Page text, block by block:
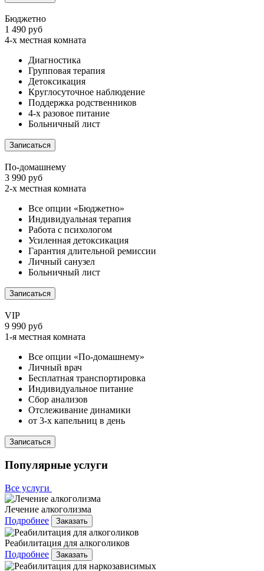
Бюджетно
1 490 руб
4-х местная комната
Диагностика
Групповая терапия
Детоксикация
Круглосуточное наблюдение
Поддержка родственников
4-х разовое питание
Больничный лист
Записаться
По-домашнему
3 990 руб
2-х местная комната
Все опции «Бюджетно»
Индивидуальная терапия
Работа с психологом
Усиленная детоксикация
Гарантия длительной ремиссии
Личный санузел
Больничный лист
Записаться
VIP
9 990 руб
1-я местная комната
Все опции «По-домашнему»
Личный врач
Бесплатная транспортировка
Индивидуальное питание
Сбор анализов
Отслеживание динамики
от 3-х капельниц в день
Записаться
Популярные услуги
Все услуги
Лечение алкоголизма
Подробнее
Заказать
Реабилитация для алкоголиков
Подробнее
Заказать